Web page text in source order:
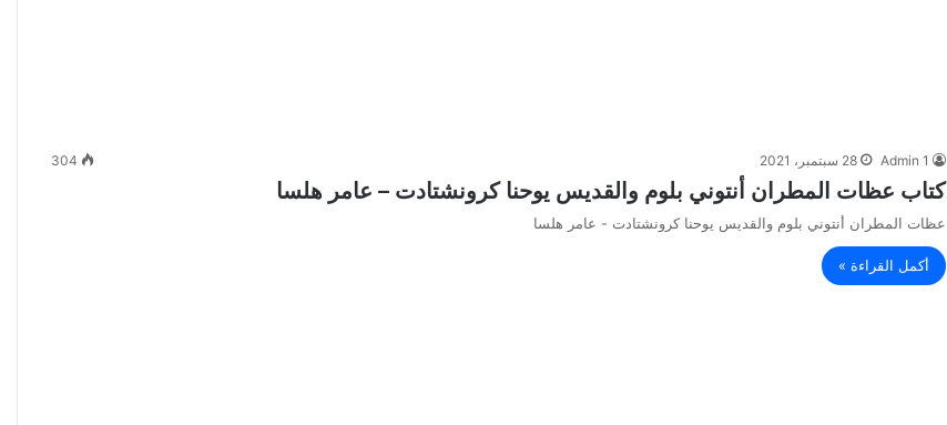
Admin 1 28 سبتمبر، 2021 304
كتاب عظات المطران أنتوني بلوم والقديس يوحنا كرونشتادت – عامر هلسا
عظات المطران أنتوني بلوم والقديس يوحنا كرونشتادت - عامر هلسا
أكمل القراءة »